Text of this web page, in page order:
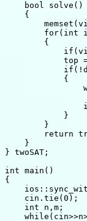
    bool solve()
    {
for(int
        {
top
            {
            }
        }
return
    }
} twoSAT;
int main()
{
    cin.tie(0);
    int n,m;